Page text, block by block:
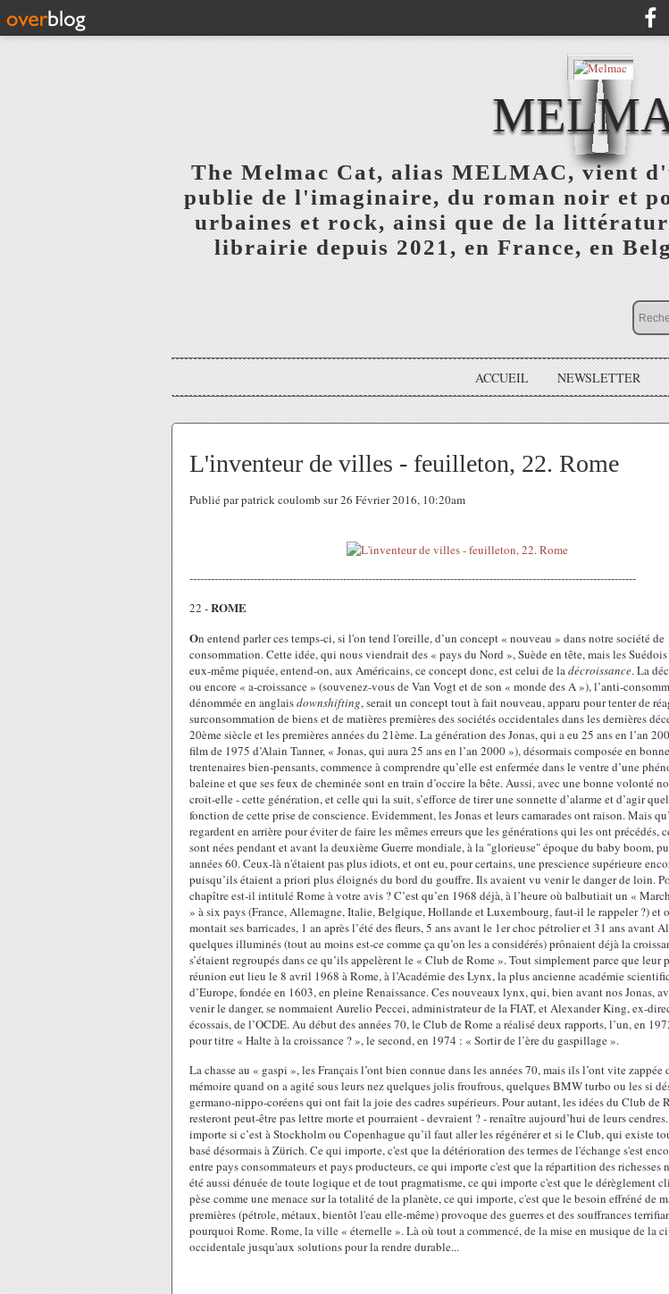
The Melmac Cat, alias MELMAC, vient
publie de l'imaginaire, du roman noir et
urbaines et rock, ainsi que de la
librairie depuis 2021, en France, en
ACCUEIL NEWSLETTER
L'inventeur de villes - feuilleton, 22. Rome
Publié par patrick coulomb sur 26 Février 2016, 10:20am
-----------------------------------------------------------------------------------------------------------------------------
22 -ROME
On entend parler ces temps-ci, si l'on tend l'oreille, d’un concept « nouveau » dans notre société de
consommation. Cette idée, qui nous viendrait des « pays du Nord », Suède en tête, mais les
eux-même piquée, entend-on, aux Américains, ce concept donc, est celui de ladécroissance. La
ou encore « a-croissance » (souvenez-vous de Van Vogt et de son « monde des A »), l’anti-
dénommée en anglaisdownshifting, serait un concept tout à fait nouveau, apparu pour tenter de
surconsommation de biens et de matières premières des sociétés occidentales dans les dernières
20ème siècle et les premières années du 21ème. La génération des Jonas, qui a eu 25 ans en l’an
film de 1975 d’Alain Tanner, « Jonas, qui aura 25 ans en l’an 2000 »), désormais composée en
trentenaires bien-pensants, commence à comprendre qu’elle est enfermée dans le ventre d’une
baleine et que ses feux de cheminée sont en train d’occire la bête. Aussi, avec une bonne volonté
croit-elle - cette génération, et celle qui la suit, s’efforce de tirer une sonnette d’alarme et d’agir
fonction de cette prise de conscience. Evidemment, les Jonas et leurs camarades ont raison. Mais
regardent en arrière pour éviter de faire les mêmes erreurs que les générations qui les ont précédés,
sont nées pendant et avant la deuxième Guerre mondiale, à la "glorieuse" époque du baby boom,
années 60. Ceux-là n'étaient pas plus idiots, et ont eu, pour certains, une prescience supérieure
puisqu’ils étaient a priori plus éloignés du bord du gouffre. Ils avaient vu venir le danger de loin.
chapître est-il intitulé Rome à votre avis ? C’est qu’en 1968 déjà, à l’heure où balbutiait un «
» à six pays (France, Allemagne, Italie, Belgique, Hollande et Luxembourg, faut-il le rappeler ?) et
montait ses barricades, 1 an après l’été des fleurs, 5 ans avant le 1er choc pétrolier et 31 ans avant
quelques illuminés (tout au moins est-ce comme ça qu’on les a considérés) prônaient déjà la
s’étaient regroupés dans ce qu’ils appelèrent le « Club de Rome ». Tout simplement parce que leur
réunion eut lieu le 8 avril 1968 à Rome, à l’Académie des Lynx, la plus ancienne académie
d’Europe, fondée en 1603, en pleine Renaissance. Ces nouveaux lynx, qui, bien avant nos Jonas,
venir le danger, se nommaient Aurelio Peccei, administrateur de la FIAT, et Alexander King, ex-
écossais, de l’OCDE. Au début des années 70, le Club de Rome a réalisé deux rapports, l’un, en
pour titre « Halte à la croissance ? », le second, en 1974 : « Sortir de l’ère du gaspillage ».
La chasse au « gaspi », les Français l’ont bien connue dans les années 70, mais ils l’ont vite zappée
mémoire quand on a agité sous leurs nez quelques jolis froufrous, quelques BMW turbo ou les si
germano-nippo-coréens qui ont fait la joie des cadres supérieurs. Pour autant, les idées du Club de
resteront peut-être pas lettre morte et pourraient - devraient ? - renaître aujourd’hui de leurs cendres.
importe si c’est à Stockholm ou Copenhague qu’il faut aller les régénérer et si le Club, qui existe
basé désormais à Zürich. Ce qui importe, c'est que la détérioration des termes de l'échange s'est
entre pays consommateurs et pays producteurs, ce qui importe c'est que la répartition des richesses
été aussi dénuée de toute logique et de tout pragmatisme, ce qui importe c'est que le dérèglement
pèse comme une menace sur la totalité de la planète, ce qui importe, c'est que le besoin effréné de
premières (pétrole, métaux, bientôt l'eau elle-même) provoque des guerres et des souffrances
pourquoi Rome. Rome, la ville « éternelle ». Là où tout a commencé, de la mise en musique de la
occidentale jusqu'aux solutions pour la rendre durable...